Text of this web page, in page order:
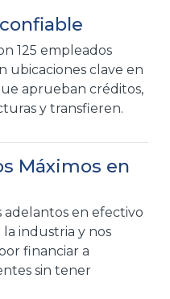
125 empleados
ubicaciones clave en
aprueban créditos,
y transfieren.
Máximos en
adelantos en efectivo
la industria y nos
financiar a
sin tener